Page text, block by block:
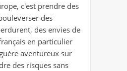
c'est prendre des
des
des envies de
en particulier
aventureux sur
des risques sans